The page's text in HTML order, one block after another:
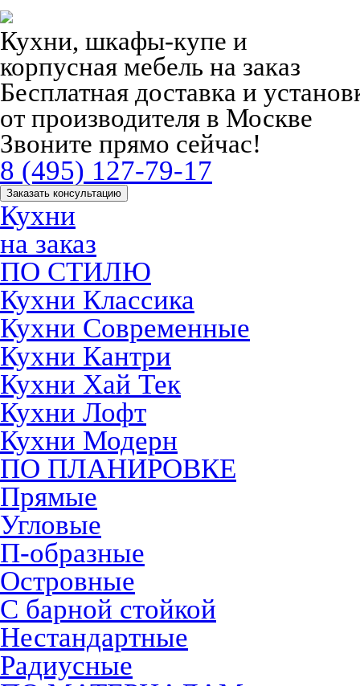
Кухни, шкафы-купе и
корпусная мебель на заказ
Бесплатная доставка и
от производителя в Москве
Звоните прямо сейчас!
8 (495) 127-79-17
Заказать консультацию
Кухни
на заказ
ПО СТИЛЮ
Кухни Классика
Кухни Современные
Кухни Кантри
Кухни Хай Тек
Кухни Лофт
Кухни Модерн
ПО ПЛАНИРОВКЕ
Прямые
Угловые
П-образные
Островные
С барной стойкой
Нестандартные
Радиусные